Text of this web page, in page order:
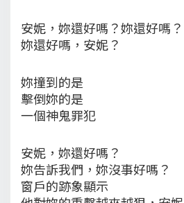
安妮，妳還好嗎？妳還好嗎？
妳還好嗎，安妮？
妳撞到的是
擊倒妳的是
一個神鬼罪犯
安妮，妳還好嗎？
妳告訴我們，妳沒事好嗎？
窗戶的跡象顯示